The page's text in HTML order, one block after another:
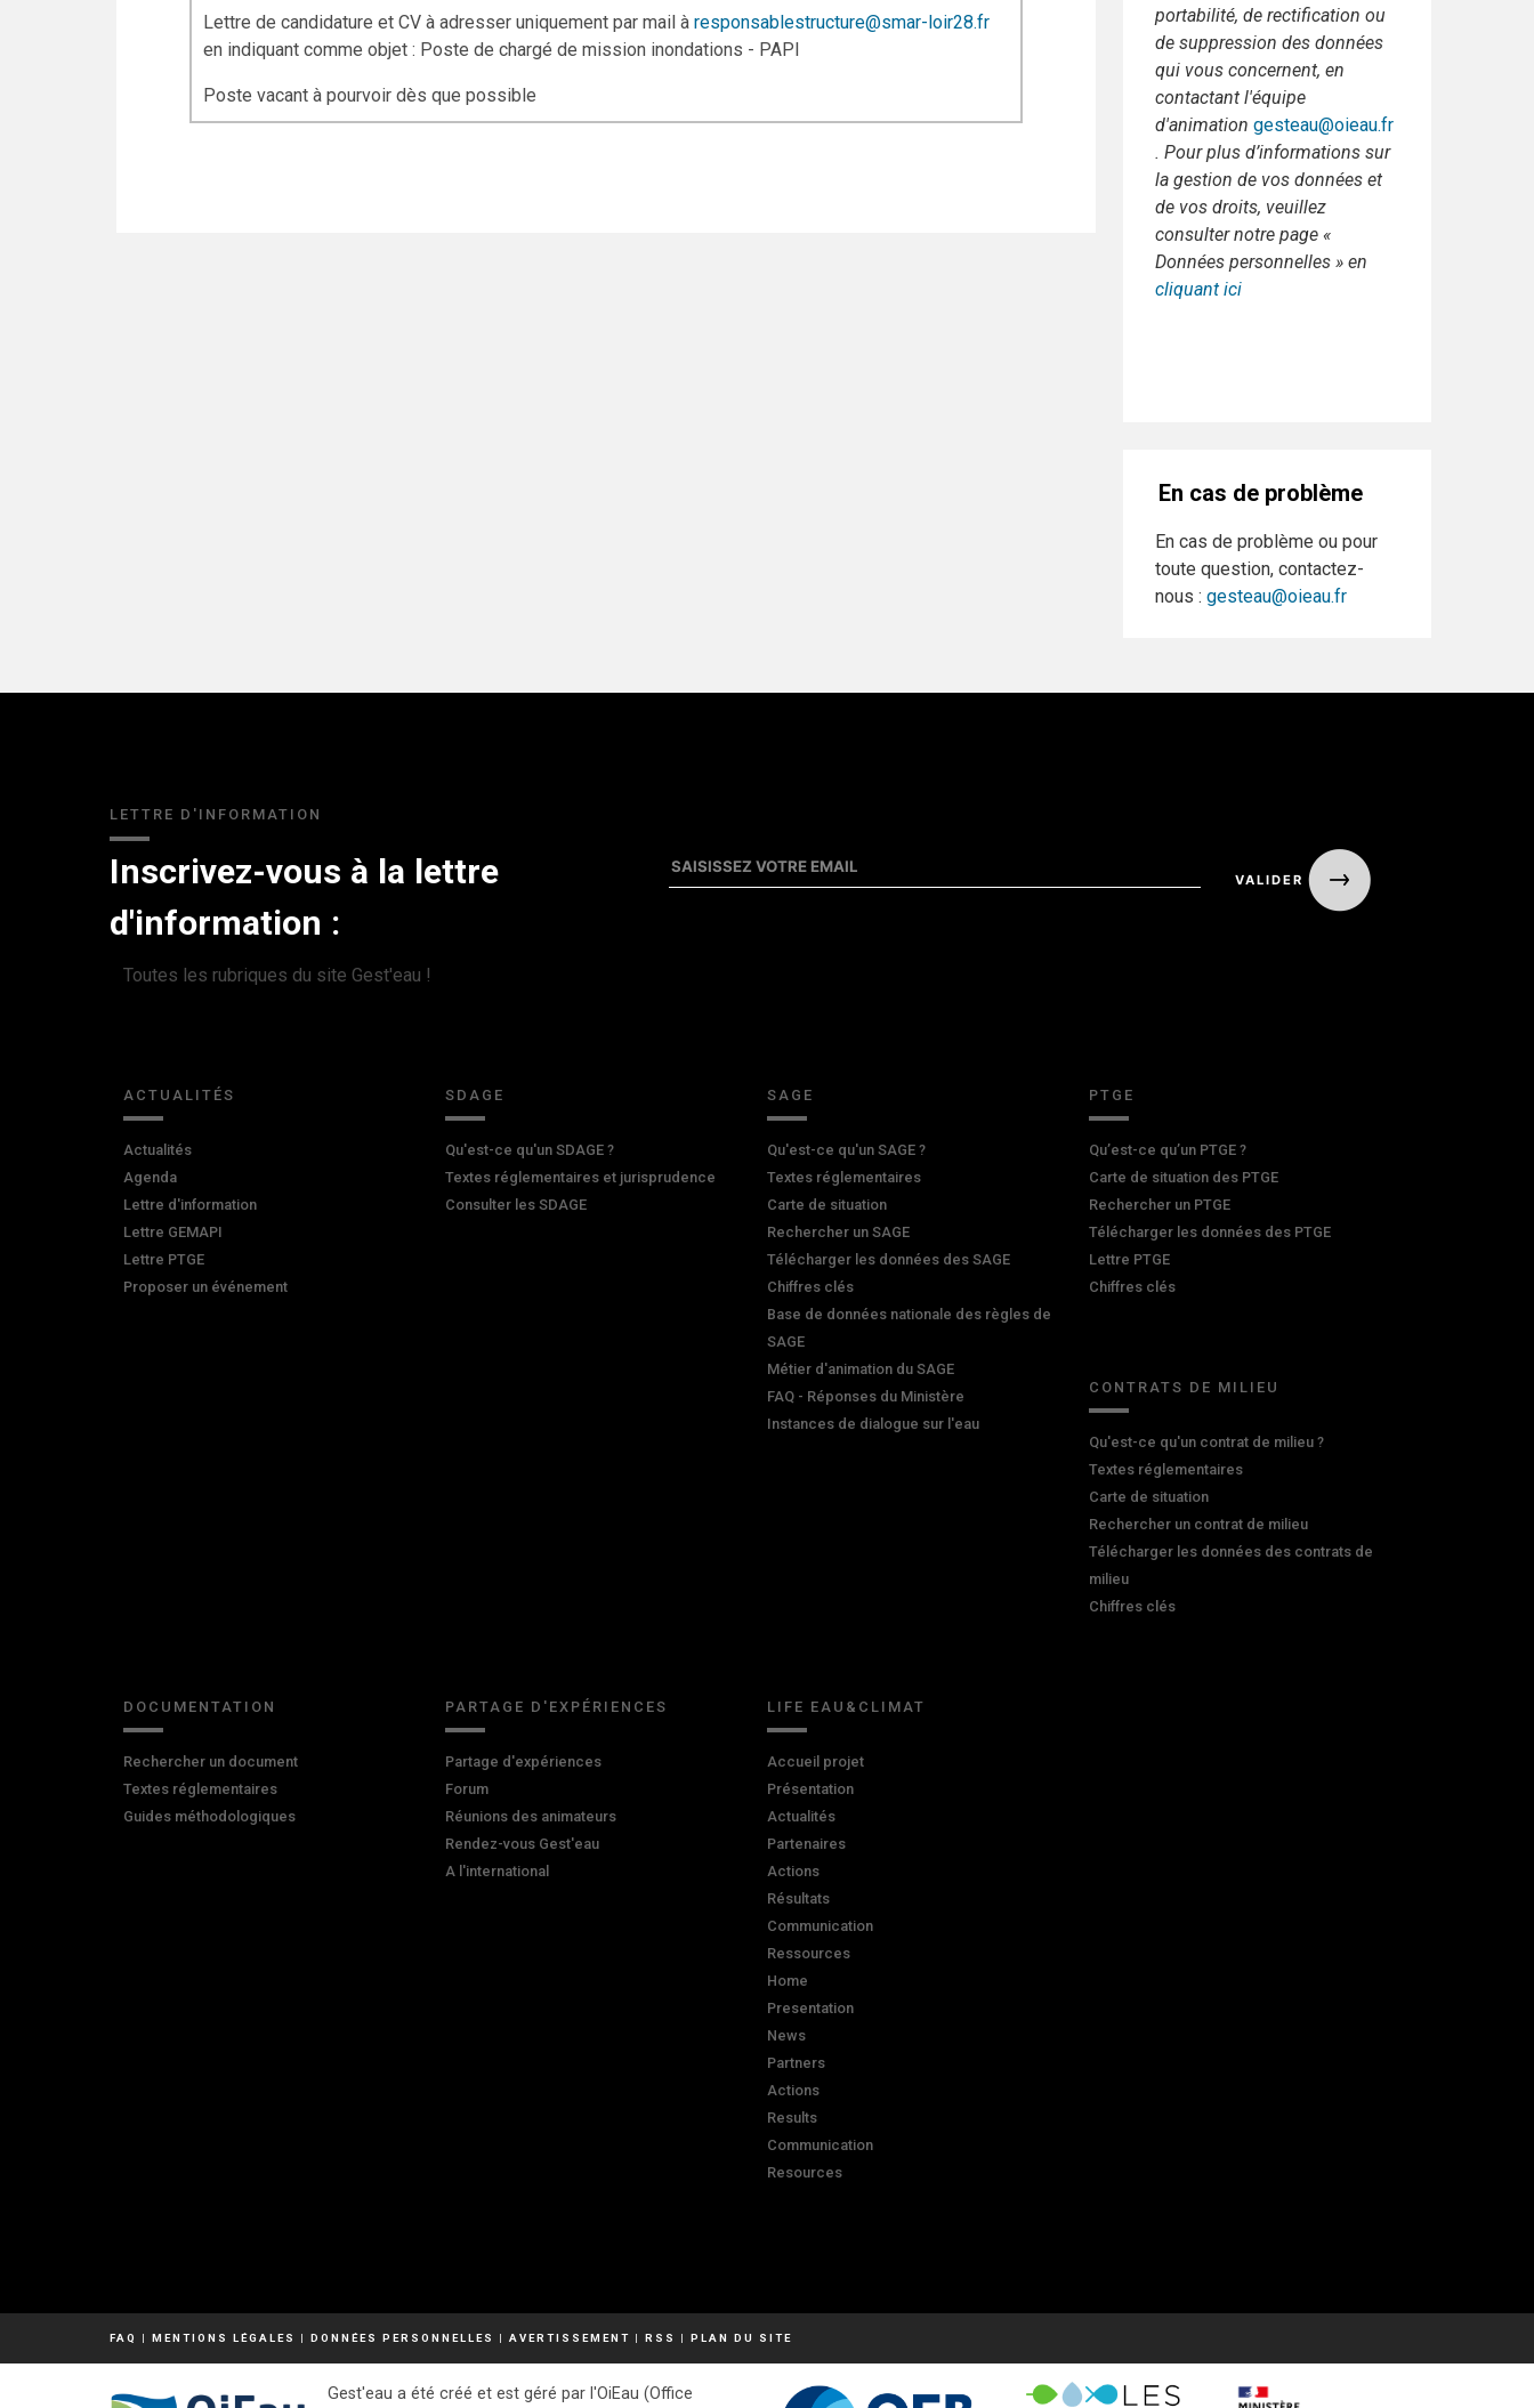
Lettre de candidature et CV à adresser uniquement par mail à responsablestructure@smar-loir28.fr
en indiquant comme objet : Poste de chargé de mission inondations - PAPI
Poste vacant à pourvoir dès que possible
portabilité, de rectification ou
de suppression des données
qui vous concernent, en
contactant l'équipe
d'animation gesteau@oieau.fr
. Pour plus d’informations sur
la gestion de vos données et
de vos droits, veuillez
consulter notre page «
Données personnelles » en
cliquant ici
En cas de problème
En cas de problème ou pour
toute question, contactez-
nous : gesteau@oieau.fr
LETTRE D'INFORMATION
Inscrivez-vous à la lettre
d'information :
Toutes les rubriques du site Gest'eau !
ACTUALITÉS
Actualités
Agenda
Lettre d'information
Lettre GEMAPI
Lettre PTGE
Proposer un événement
SDAGE
Qu'est-ce qu'un SDAGE ?
Textes réglementaires et jurisprudence
Consulter les SDAGE
SAGE
Qu'est-ce qu'un SAGE ?
Textes réglementaires
Carte de situation
Rechercher un SAGE
Télécharger les données des SAGE
Chiffres clés
Base de données nationale des règles de
SAGE
Métier d'animation du SAGE
FAQ - Réponses du Ministère
Instances de dialogue sur l'eau
PTGE
Qu’est-ce qu’un PTGE ?
Carte de situation des PTGE
Rechercher un PTGE
Télécharger les données des PTGE
Lettre PTGE
Chiffres clés
CONTRATS DE MILIEU
Qu'est-ce qu'un contrat de milieu ?
Textes réglementaires
Carte de situation
Rechercher un contrat de milieu
Télécharger les données des contrats de
milieu
Chiffres clés
DOCUMENTATION
Rechercher un document
Textes réglementaires
Guides méthodologiques
PARTAGE D'EXPÉRIENCES
Partage d'expériences
Forum
Réunions des animateurs
Rendez-vous Gest'eau
A l'international
LIFE EAU&CLIMAT
Accueil projet
Présentation
Actualités
Partenaires
Actions
Résultats
Communication
Ressources
Home
Presentation
News
Partners
Actions
Results
Communication
Resources
FAQ | MENTIONS LÉGALES | DONNÉES PERSONNELLES | AVERTISSEMENT | RSS | PLAN DU SITE
Gest'eau a été créé et est géré par l'OiEau (Office